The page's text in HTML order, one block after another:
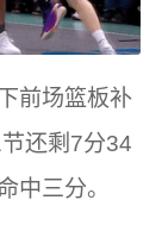
前场篮板补
还剩7分34
中三分。